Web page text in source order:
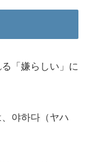
「嫌らしい」に
야하다（ヤハ